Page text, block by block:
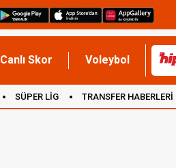
Canlı Skor Voleybol
SÜPER LİG TRANSFER HABERLERİ